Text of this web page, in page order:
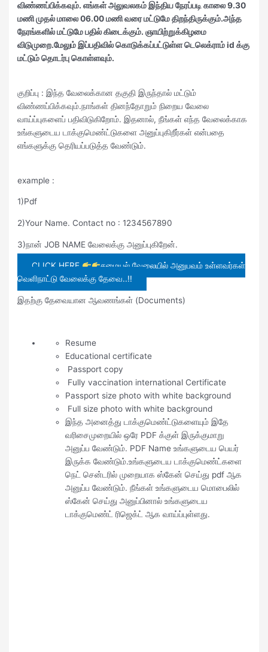
விண்ணப்பிக்கவும். எங்கள்அலுவலகம் இந்திய நேரப்படி காலை 9.30
மணி முதல் மாலை 06.00 மணி வரை மட்டுமே திறந்திருக்கும்.அந்த
நேரங்களில் மட்டுமே பதில் கிடைக்கும். ஞாயிற்றுக்கிழமை
விடுமுறை.மேலும் இப்பதிவில் கொடுக்கப்பட்டுள்ள டெலெக்ராம் id க்கு
மட்டும் தொடர்பு கொள்ளவும்.
குறிப்பு : இந்த வேலைக்கான தகுதி இருந்தால் மட்டும்
விண்ணப்பிக்கவும்.நாங்கள் தினந்தோறும் நிறைய வேலை
வாய்ப்புகளைப் பதிவிடுகிறோம். இதனால், நீங்கள் எந்த வேலைக்காக
உங்களுடைய டாக்குமெண்ட்டுகளை அனுப்புகிறீர்கள் என்பதை
எங்களுக்கு தெரியப்படுத்த வேண்டும்.
example :
1)Pdf
2)Your Name. Contact no : 1234567890
3)நான் JOB NAME வேலைக்கு அனுப்புகிறேன்.
CLICK HERE
சமையல் வேலையில் அனுபவம் உள்ளவர்கள்
வெளிநாட்டு வேலைக்கு தேவை..!!
இதற்கு தேவையான ஆவணங்கள் (Documents)
Resume
Educational certificate
Passport copy
Fully vaccination international Certificate
Passport size photo with white background
Full size photo with white background
இந்த அனைத்து டாக்குமெண்ட்டுகளையும் இதே
வரிசைமுறையில் ஒரே PDF க்குள் இருக்குமாறு
அனுப்ப வேண்டும். PDF Name உங்களுடைய பெயர்
இருக்க வேண்டும்.உங்களுடைய டாக்குமெண்ட்களை
நெட் சென்டரில் முறையாக ஸ்கேன் செய்து pdf ஆக
அனுப்ப வேண்டும். நீங்கள் உங்களுடைய மொபைலில்
ஸ்கேன் செய்து அனுப்பினால் உங்களுடைய
டாக்குமெண்ட் ரிஜெக்ட் ஆக வாய்ப்புள்ளது.